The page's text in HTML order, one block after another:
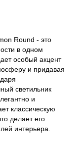
Round - это
в одном
особый акцент
и придавая
светильник
и
классическую
делает его
интерьера.